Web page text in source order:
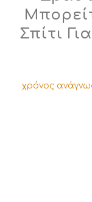
Σπίτι
χρόνος